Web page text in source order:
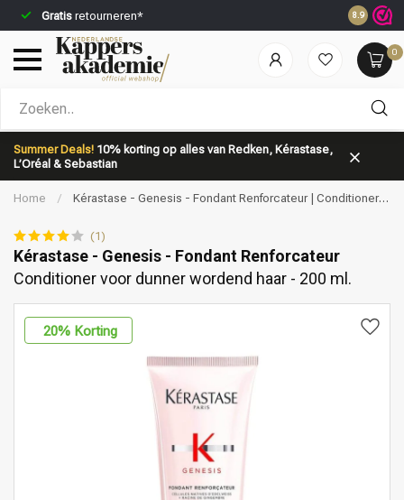
Gratis retourneren* Voor
8.9
0
Summer Deals! 10% korting op alles van Redken, Kérastase,
L’Oréal & Sebastian
Welke categorie ben jij naar op zoek?
Merken Haarverzorging
Home /
Kérastase - Genesis - Fondant Renforcateur | Conditioner
(1)
Kérastase - Genesis - Fondant Renforcateur
Conditioner voor dunner wordend haar - 200 ml.
20% Korting